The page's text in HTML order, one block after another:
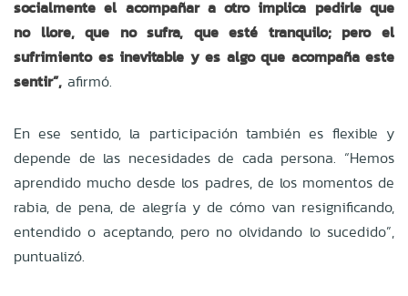
socialmente el acompañar a otro implica pedirle que
no llore, que no sufra, que esté tranquilo; pero el
sufrimiento es inevitable y es algo que acompaña este
sentir”, afirmó.
En ese sentido, la participación también es flexible y
depende de las necesidades de cada persona. “Hemos
aprendido mucho desde los padres, de los momentos de
rabia, de pena, de alegría y de cómo van resignificando,
entendido o aceptando, pero no olvidando lo sucedido”,
puntualizó.